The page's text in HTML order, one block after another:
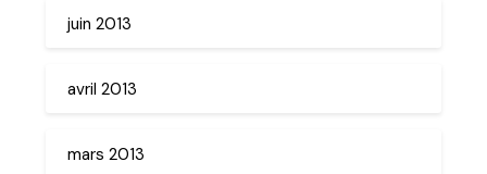
juin 2013
avril 2013
mars 2013